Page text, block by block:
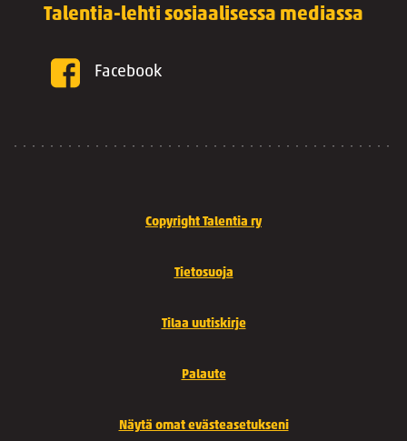
Talentia-lehti sosiaalisessa mediassa
Facebook
Copyright Talentia ry
Tietosuoja
Tilaa uutiskirje
Palaute
Näytä omat evästeasetukseni